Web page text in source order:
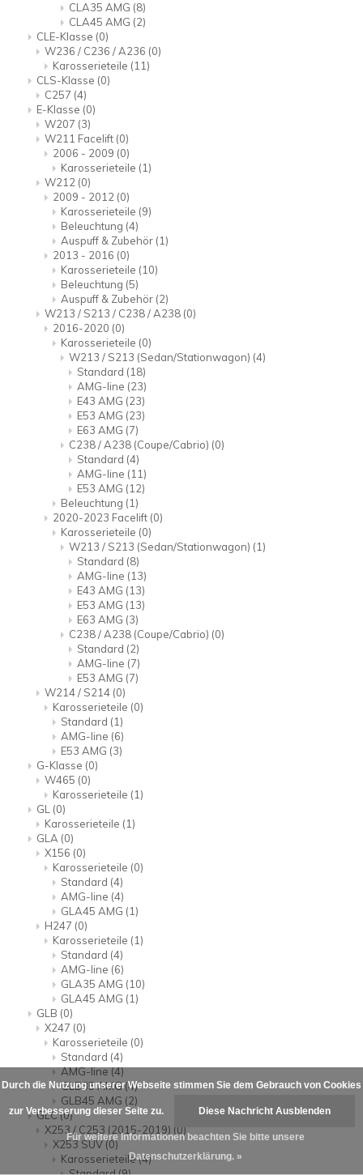
CLA35 AMG (8)
CLA45 AMG (2)
CLE-Klasse (0)
W236 / C236 / A236 (0)
Karosserieteile (11)
CLS-Klasse (0)
C257 (4)
E-Klasse (0)
W207 (3)
W211 Facelift (0)
2006 - 2009 (0)
Karosserieteile (1)
W212 (0)
2009 - 2012 (0)
Karosserieteile (9)
Beleuchtung (4)
Auspuff & Zubehör (1)
2013 - 2016 (0)
Karosserieteile (10)
Beleuchtung (5)
Auspuff & Zubehör (2)
W213 / S213 / C238 / A238 (0)
2016-2020 (0)
Karosserieteile (0)
W213 / S213 (Sedan/Stationwagon) (4)
Standard (18)
AMG-line (23)
E43 AMG (23)
E53 AMG (23)
E63 AMG (7)
C238 / A238 (Coupe/Cabrio) (0)
Standard (4)
AMG-line (11)
E53 AMG (12)
Beleuchtung (1)
2020-2023 Facelift (0)
Karosserieteile (0)
W213 / S213 (Sedan/Stationwagon) (1)
Standard (8)
AMG-line (13)
E43 AMG (13)
E53 AMG (13)
E63 AMG (3)
C238 / A238 (Coupe/Cabrio) (0)
Standard (2)
AMG-line (7)
E53 AMG (7)
W214 / S214 (0)
Karosserieteile (0)
Standard (1)
AMG-line (6)
E53 AMG (3)
G-Klasse (0)
W465 (0)
Karosserieteile (1)
GL (0)
Karosserieteile (1)
GLA (0)
X156 (0)
Karosserieteile (0)
Standard (4)
AMG-line (4)
GLA45 AMG (1)
H247 (0)
Karosserieteile (1)
Standard (4)
AMG-line (6)
GLA35 AMG (10)
GLA45 AMG (1)
GLB (0)
X247 (0)
Karosserieteile (0)
Standard (4)
AMG-line(4)
GLB35 AMG(4)
GLB45 AMG (2)
GLC(0)
X253 / C253 (2015-2019) (0)
X253 SUV(0)
Karosserieteile(4)
Durch die Nutzung unserer Webseite stimmen Sie dem Gebrauch von Cookies
zur Verbesserung dieser Seite zu. Diese Nachricht Ausblenden
Für weitere Informationen beachten Sie bitte unsere
Datenschutzerklärung. »